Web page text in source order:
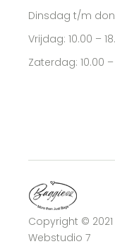
Dinsdag t/m
Vrijdag: 10.00 –
Zaterdag: 10.00 –
Copyright ©
Webstudio 7